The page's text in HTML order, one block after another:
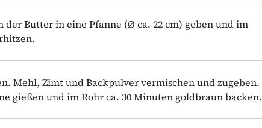
der Butter in eine Pfanne (Ø ca. 22 cm) geben und im
Mehl, Zimt und Backpulver vermischen und zugeben.
gießen und im Rohr ca. 30 Minuten goldbraun backen.